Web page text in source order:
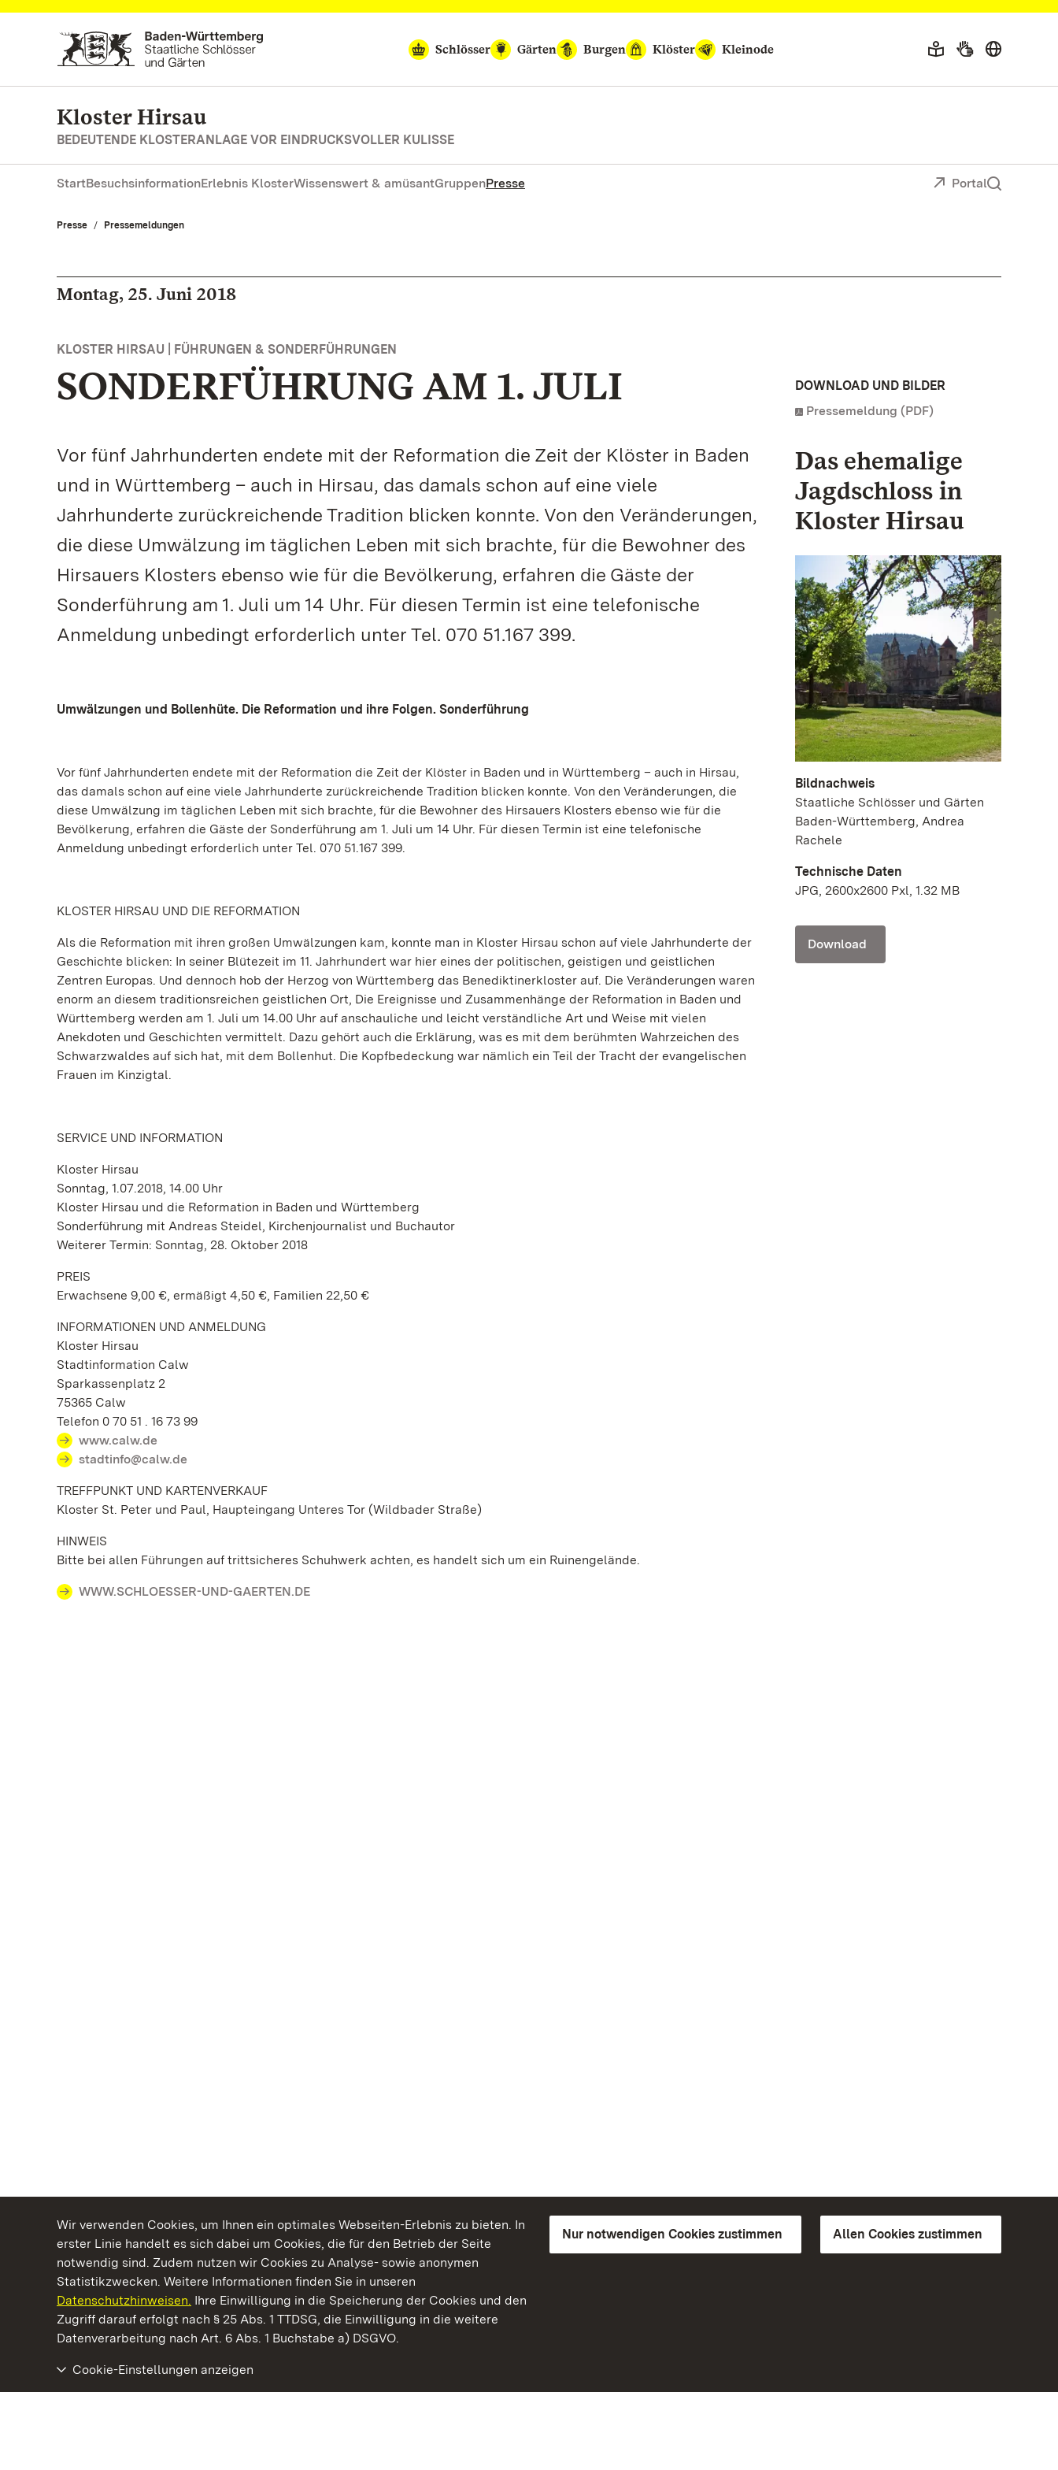
Wir verwenden Cookies, um Ihnen ein optimales Webseiten-Erlebnis zu bieten. In
erster Linie handelt es sich dabei um Cookies, die für den Betrieb der Seite
notwendig sind. Zudem nutzen wir Cookies zu Analyse- sowie anonymen
Statistikzwecken. Weitere Informationen finden Sie in unseren
Datenschutzhinweisen. Ihre Einwilligung in die Speicherung der Cookies und den
Zugriff darauf erfolgt nach § 25 Abs. 1 TTDSG, die Einwilligung in die weitere
Datenverarbeitung nach Art. 6 Abs. 1 Buchstabe a) DSGVO.
Nur notwendigen Cookies zustimmen Allen Cookies zustimmen
Cookie-Einstellungen anzeigen
Zum Hauptinhalt springen
Schlösser
Gärten Burgen Klöster Kleinode
Kloster Hirsau
BEDEUTENDE KLOSTERANLAGE VOR EINDRUCKSVOLLER KULISSE
StartBesuchsinformationErlebnis KlosterWissenswert & amüsantGruppenPresse Portal
Presse Pressemeldungen
Montag, 25. Juni 2018
KLOSTER HIRSAU | FÜHRUNGEN & SONDERFÜHRUNGEN
SONDERFÜHRUNG AM 1. JULI
Vor fünf Jahrhunderten endete mit der Reformation die Zeit der Klöster in Baden
und in Württemberg – auch in Hirsau, das damals schon auf eine viele
Jahrhunderte zurückreichende Tradition blicken konnte. Von den Veränderungen,
die diese Umwälzung im täglichen Leben mit sich brachte, für die Bewohner des
Hirsauers Klosters ebenso wie für die Bevölkerung, erfahren die Gäste der
Sonderführung am 1. Juli um 14 Uhr. Für diesen Termin ist eine telefonische
Anmeldung unbedingt erforderlich unter Tel. 070 51.167 399.
Umwälzungen und Bollenhüte. Die Reformation und ihre Folgen. Sonderführung
Vor fünf Jahrhunderten endete mit der Reformation die Zeit der Klöster in Baden und in Württemberg – auch in Hirsau,
das damals schon auf eine viele Jahrhunderte zurückreichende Tradition blicken konnte. Von den Veränderungen, die
diese Umwälzung im täglichen Leben mit sich brachte, für die Bewohner des Hirsauers Klosters ebenso wie für die
Bevölkerung, erfahren die Gäste der Sonderführung am 1. Juli um 14 Uhr. Für diesen Termin ist eine telefonische
Anmeldung unbedingt erforderlich unter Tel. 070 51.167 399.
KLOSTER HIRSAU UND DIE REFORMATION
Als die Reformation mit ihren großen Umwälzungen kam, konnte man in Kloster Hirsau schon auf viele Jahrhunderte der
Geschichte blicken: In seiner Blütezeit im 11. Jahrhundert war hier eines der politischen, geistigen und geistlichen
Zentren Europas. Und dennoch hob der Herzog von Württemberg das Benediktinerkloster auf. Die Veränderungen waren
enorm an diesem traditionsreichen geistlichen Ort, Die Ereignisse und Zusammenhänge der Reformation in Baden und
Württemberg werden am 1. Juli um 14.00 Uhr auf anschauliche und leicht verständliche Art und Weise mit vielen
Anekdoten und Geschichten vermittelt. Dazu gehört auch die Erklärung, was es mit dem berühmten Wahrzeichen des
Schwarzwaldes auf sich hat, mit dem Bollenhut. Die Kopfbedeckung war nämlich ein Teil der Tracht der evangelischen
Frauen im Kinzigtal.
SERVICE UND INFORMATION
Kloster Hirsau
Sonntag, 1.07.2018, 14.00 Uhr
Kloster Hirsau und die Reformation in Baden und Württemberg
Sonderführung mit Andreas Steidel, Kirchenjournalist und Buchautor
Weiterer Termin: Sonntag, 28. Oktober 2018
PREIS
Erwachsene 9,00 €, ermäßigt 4,50 €, Familien 22,50 €
INFORMATIONEN UND ANMELDUNG
Kloster Hirsau
Stadtinformation Calw
Sparkassenplatz 2
75365 Calw
Telefon 0 70 51 . 16 73 99
www.calw.de
stadtinfo@calw.de
TREFFPUNKT UND KARTENVERKAUF
Kloster St. Peter und Paul, Haupteingang Unteres Tor (Wildbader Straße)
HINWEIS
Bitte bei allen Führungen auf trittsicheres Schuhwerk achten, es handelt sich um ein Ruinengelände.
WWW.SCHLOESSER-UND-GAERTEN.DE
DOWNLOAD UND BILDER
Pressemeldung (PDF)
Das ehemalige
Jagdschloss in
Kloster Hirsau
Bildnachweis
Staatliche Schlösser und Gärten
Baden-Württemberg, Andrea
Rachele
Technische Daten
JPG, 2600x2600 Pxl, 1.32 MB
Download
Kommen. Staunen. Genießen.